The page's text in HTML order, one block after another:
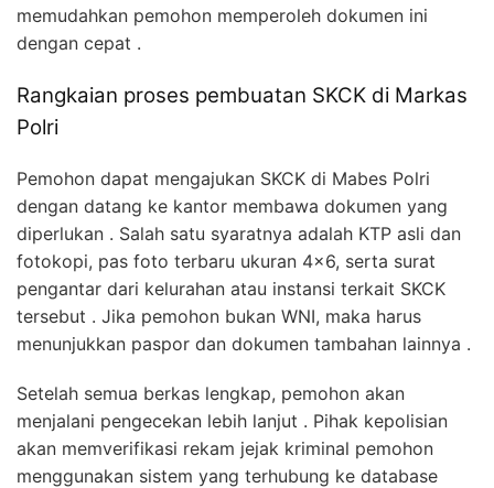
memudahkan pemohon memperoleh dokumen ini
dengan cepat .
Rangkaian proses pembuatan SKCK di Markas
Polri
Pemohon dapat mengajukan SKCK di Mabes Polri
dengan datang ke kantor membawa dokumen yang
diperlukan . Salah satu syaratnya adalah KTP asli dan
fotokopi, pas foto terbaru ukuran 4×6, serta surat
pengantar dari kelurahan atau instansi terkait SKCK
tersebut . Jika pemohon bukan WNI, maka harus
menunjukkan paspor dan dokumen tambahan lainnya .
Setelah semua berkas lengkap, pemohon akan
menjalani pengecekan lebih lanjut . Pihak kepolisian
akan memverifikasi rekam jejak kriminal pemohon
menggunakan sistem yang terhubung ke database